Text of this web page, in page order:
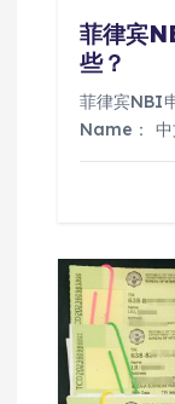
菲律宾
些？
菲律宾NBI
Name：